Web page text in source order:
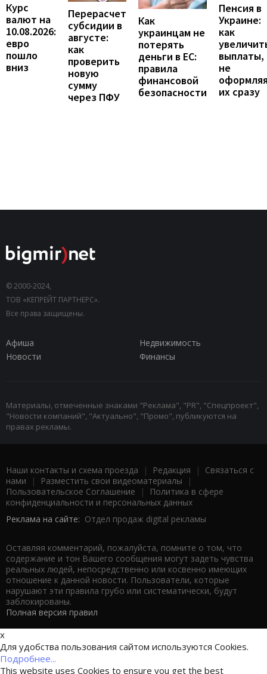
Курс
валют на
10.08.2026:
евро
пошло
вниз
Перерасчет
субсидии в
августе:
как
проверить
новую
сумму
через ПФУ
Как
украинцам не
потерять
деньги в ЕС:
правила
финансовой
безопасности
Пенсия в
Украине:
как
выплаты,
не
их сразу
© 2000-2024,
ТОВ «КЕПРЕЙТ ПАРТНЕРС».
Все права защищены.
Афиша
Недвижимость
Новости
Финансы
Материалы, отмеченные знаками "Реклама", "PR", "Спецпроект",
"Новости компаний", "Актуально", "Промо", публикуются на
правах рекламы.
Наши контакты и схема проезда | Редакция | Связаться с
нами | Разместить свои видеоматериалы |
Пользовательское Соглашение |
Политика в сфере
конфиденциальности и персональных данных
Реклама на сайте: Отдел продаж digital рекламы
Оставляя комментарий, пожалуйста, помните о том, что
содержание и тон Вашего сообщения могут задеть чувства
реальных людей, непосредственно или косвенно имеющих
отношение к данной новости. Пользователи, которые
нарушают эти правила грубо или систематически, будут
заблокированы.
Полная версия правил
x
Для удобства пользования сайтом используются Cookies.
Подробнее...
This website uses Cookies to ensure you get the best